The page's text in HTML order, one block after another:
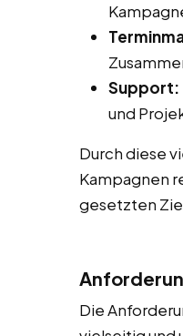
Support:
und
Durch diese
Kampagnen
gesetzten
Die